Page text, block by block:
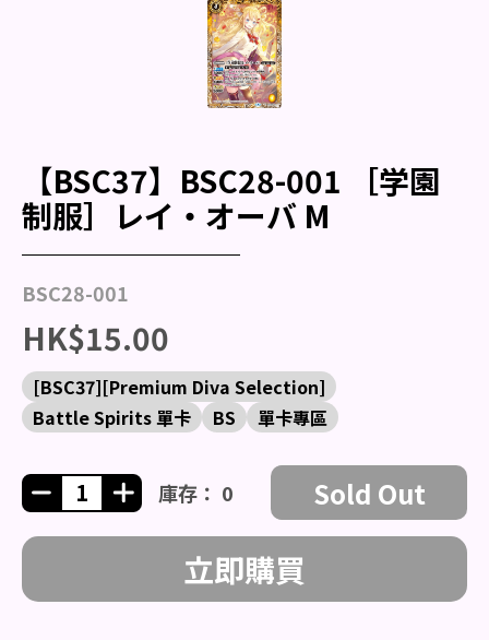
【BSC37】BSC28-001 ［学園
制服］レイ・オーバ M
BSC28-001
HK$15.00
[BSC37][Premium Diva Selection]
Battle Spirits 單卡
BS 單卡專區
庫存： 0 Sold Out
立即購買